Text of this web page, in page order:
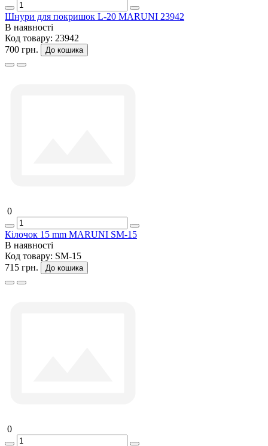
Шнури для покришок L-20 MARUNI 23942
В наявності
Код товару: 23942
700 грн.
До кошика
0
Кілочок 15 mm MARUNI SM-15
В наявності
Код товару: SM-15
715 грн.
До кошика
0